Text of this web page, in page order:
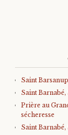
Saint
Saint Barnabé,
Prière au
sécheresse
Saint Barnabé,